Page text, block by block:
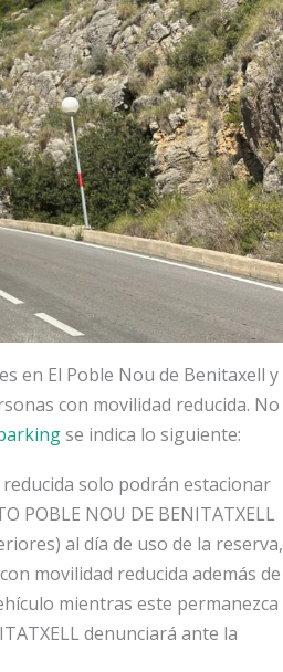
en El Poble Nou de Benitaxell y
con movilidad reducida. No
se indica lo siguiente:
solo podrán estacionar
POBLE NOU DE BENITATXELL
al día de uso de la reserva,
movilidad reducida además de
mientras este permanezca
denunciará ante la